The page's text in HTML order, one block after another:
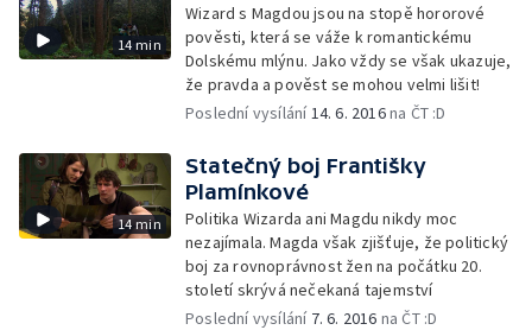
14 min
Wizard s Magdou jsou na stopě hororové
pověsti, která se váže k romantickému
Dolskému mlýnu. Jako vždy se však ukazuje,
že pravda a pověst se mohou velmi lišit!
Poslední vysílání14. 6. 2016na ČT :D
14 min
Statečný boj Františky
Plamínkové
Politika Wizarda ani Magdu nikdy moc
nezajímala. Magda však zjišťuje, že politický
boj za rovnoprávnost žen na počátku 20.
století skrývá nečekaná tajemství
Poslední vysílání 7. 6. 2016 na ČT :D